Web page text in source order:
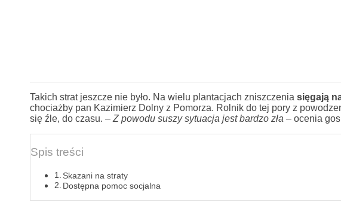
Takich strat jeszcze nie było. Na wielu plantacjach zniszczenia sięgają
chociażby pan Kazimierz Dolny z Pomorza. Rolnik do tej pory z
się źle, do czasu. – Z powodu suszy sytuacja jest bardzo zła – ocenia
Spis treści
Skazani na straty
Dostępna pomoc socjalna